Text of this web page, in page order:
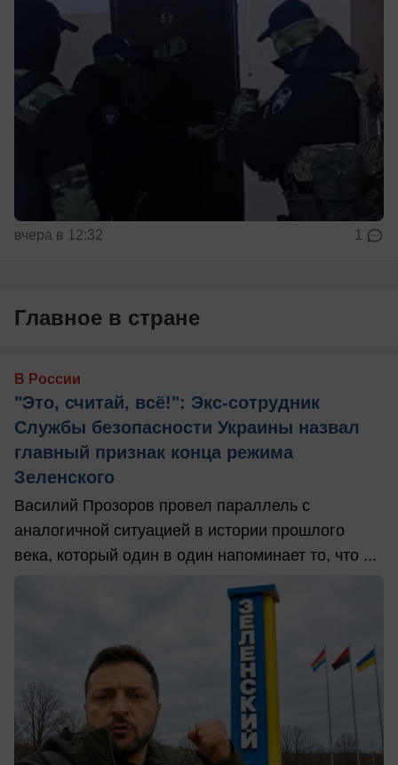
вчера в 12:32 1
Главное в стране
В России
"Это, считай, всё!": Экс-сотрудник
Службы безопасности Украины назвал
главный признак конца режима
Зеленского
Василий Прозоров провел параллель с
аналогичной ситуацией в истории прошлого
века, который один в один напоминает то, что ...